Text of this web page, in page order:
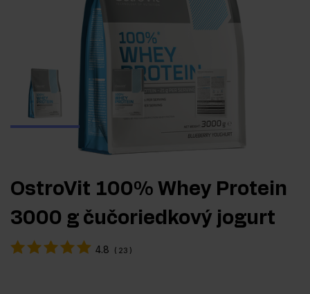
OstroVit 100% Whey Protein
3000 g čučoriedkový jogurt
4.8 ( 23 )